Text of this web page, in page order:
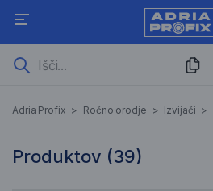
Seti izvijačev
Adria Profix > Ročno orodje > Izvijači >
Produktov (39)
39 Rezultati iskanja